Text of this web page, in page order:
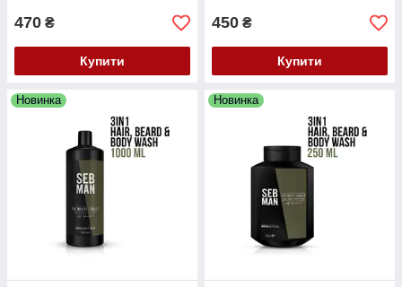
470 ₴
Купити
450 ₴
Купити
Новинка Новинка